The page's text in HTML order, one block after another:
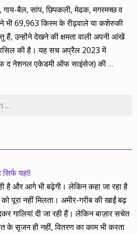
गाय-बैल, सांप, छिपकली, मेढक, मगरमच्छ व
भी 69,963 किस्म के रीढ़वाले या कशेरुकी
उन्होंने देखने की क्षमता वाली अपनी आंखें
की है। यह सच अप्रैल 2023 में
द नेशनल एकेडमी ऑफ साइंसेज) की…
यहां!
है और आगे भी बढ़ेगी। लेकिन कहा जा रहा है
पूरा नहीं मिलता। अमीर-गरीब की खाईं बढ़
गालियां दी जा रही हैं। लेकिन बाज़ार सचेत
के सृजन ही नहीं, वितरण का काम भी करता